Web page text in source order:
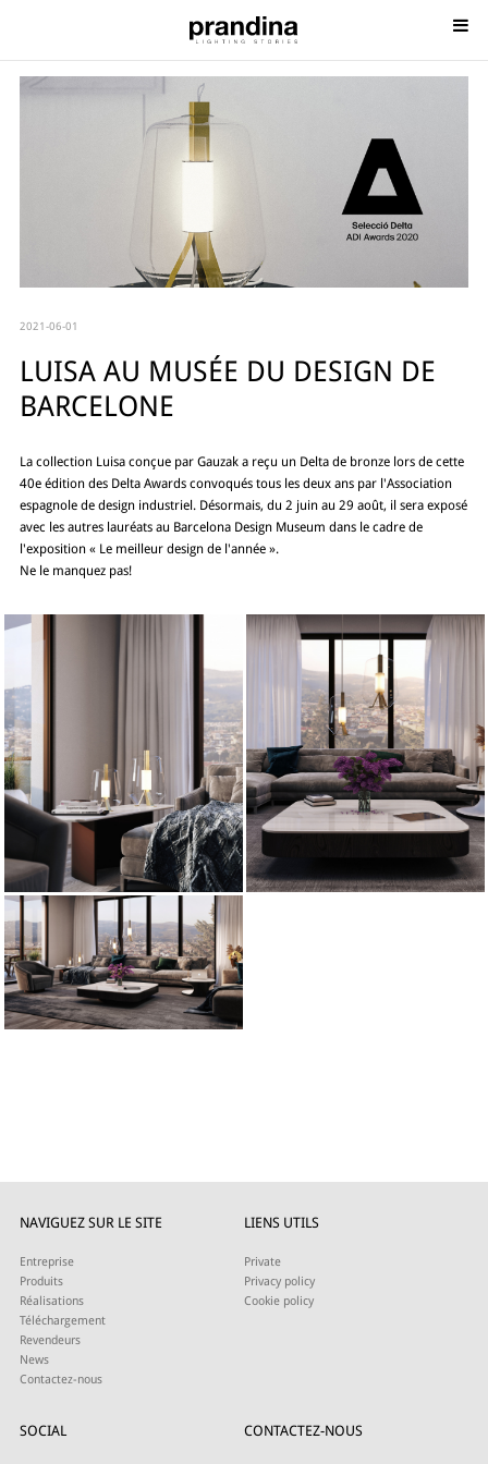
2021-06-01
LUISA AU MUSÉE DU DESIGN DE
BARCELONE
La collection Luisa conçue par Gauzak a reçu un Delta de bronze lors de cette
40e édition des Delta Awards convoqués tous les deux ans par l'Association
espagnole de design industriel. Désormais, du 2 juin au 29 août, il sera exposé
avec les autres lauréats au Barcelona Design Museum dans le cadre de
l'exposition « Le meilleur design de l'année ».
Ne le manquez pas!
NAVIGUEZ SUR LE SITE
Entreprise
Produits
Réalisations
Téléchargement
Revendeurs
News
Contactez-nous
LIENS UTILS
Private
Privacy policy
Cookie policy
SOCIAL CONTACTEZ-NOUS